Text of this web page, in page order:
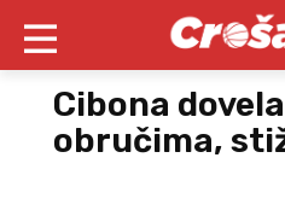
Cibona
obručima,